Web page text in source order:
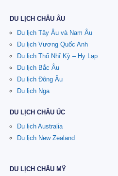
DU LỊCH CHÂU ÂU
Du lịch Tây Âu và Nam Âu
Du lịch Vương Quốc Anh
Du lịch Thổ Nhĩ Kỳ – Hy Lạp
Du lịch Bắc Âu
Du lịch Đông Âu
Du lịch Nga
DU LỊCH CHÂU ÚC
Du lịch Australia
Du lịch New Zealand
DU LỊCH CHÂU MỸ